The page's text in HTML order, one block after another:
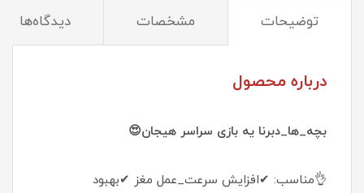
توضیحات مشخصات دیدگاه‌ها
درباره محصول
بچه_ها_دبرنا یه بازی سراسر هیجان😍
👌مناسب: ✔افزایش سرعت_عمل مغز ✔بهبود